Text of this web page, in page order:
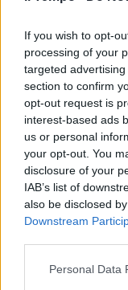
If you wish to opt-
processing of your
targeted
section to confirm
opt-out request is
interest-based ads
us or personal
your opt-out. You
disclosure of your
IAB’s list of
also be disclosed
Downstream
Personal Data
18/10/2005
di RINO
entusiasma
sponsor, in
inutile
15/10/2005
Tripi sulla